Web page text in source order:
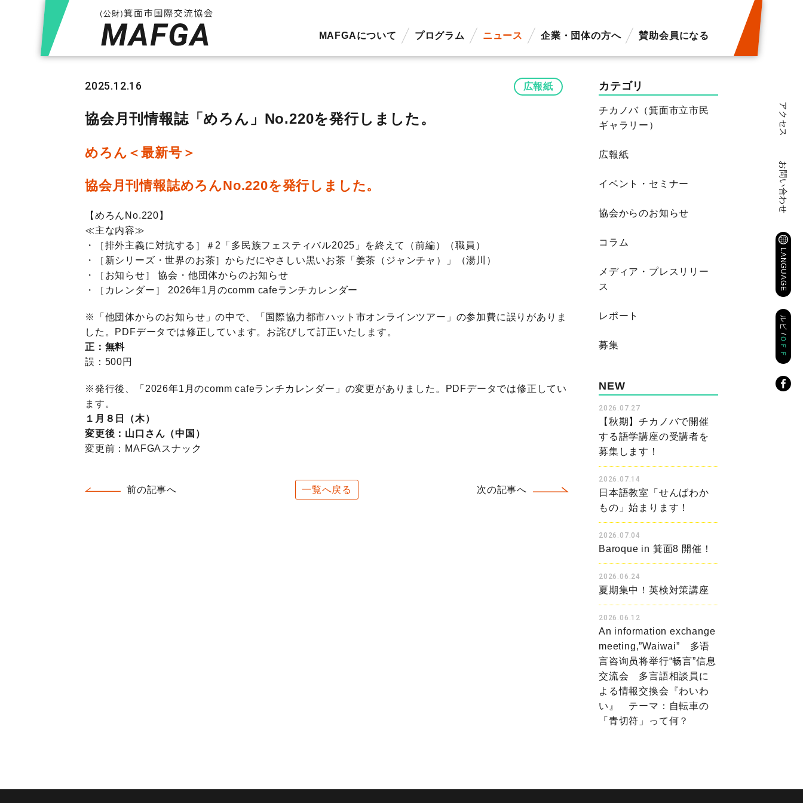
MAFGAについて プログラム ニュース 企業・団体の方へ 賛助会員になる
アクセス
お問い合わせ
LANGUAGE
ルビ /
ＯＦＦ
2025.12.16 広報紙
協会月刊情報誌「めろん」No.220を発行しました。
めろん＜最新号＞
協会月刊情報誌めろんNo.220を発行しました。
【めろんNo.220】
≪主な内容≫
・［排外主義に対抗する］＃2「多民族フェスティバル2025」を終えて（前編）（職員）
・［新シリーズ・世界のお茶］からだにやさしい黒いお茶「姜茶（ジャンチャ）」（湯川）
・［お知らせ］ 協会・他団体からのお知らせ
・［カレンダー］ 2026年1月のcomm cafeランチカレンダー
※「他団体からのお知らせ」の中で、「国際協力都市ハット市オンラインツアー」の参加費に誤りがありま
した。PDFデータでは修正しています。お詫びして訂正いたします。
正：無料
誤：500円
※発行後、「 2026年1月のcomm cafeランチカレンダー 」の変更がありました。PDFデータでは修正してい
ます。
１月８日（木）
変更後：山口さん（中国）
変更前：MAFGAスナック
前の記事へ 一覧へ戻る 次の記事へ
カテゴリ
チカノバ（箕面市立市民
ギャラリー）
広報紙
イベント・セミナー
協会からのお知らせ
コラム
メディア・プレスリリー
ス
レポート
募集
NEW
2026.07.27
【秋期】チカノバで開催
する語学講座の受講者を
募集します！
2026.07.14
日本語教室「せんばわか
もの」始まります！
2026.07.04
Baroque in 箕面8 開催！
2026.06.24
夏期集中！英検対策講座
2026.06.12
An information exchange
meeting,”Waiwai” 多语
言咨询员将举行“畅言”信息
交流会 多言語相談員に
よる情報交換会『わいわ
い』 テーマ：自転車の
「青切符」って何？